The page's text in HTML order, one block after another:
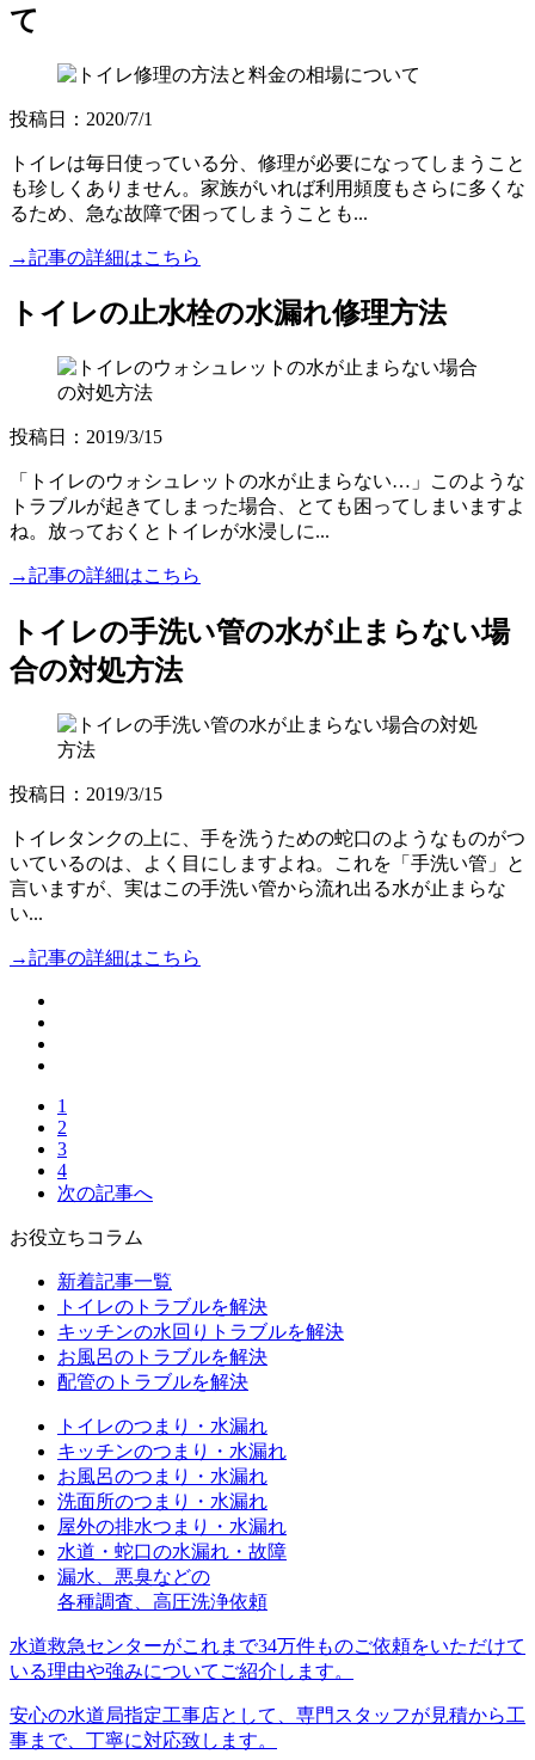
て
投稿日：2020/7/1
トイレは毎日使っている分、修理が必要になってしまうこと
も珍しくありません。家族がいれば利用頻度もさらに多くな
るため、急な故障で困ってしまうことも...
→記事の詳細はこちら
トイレの止水栓の水漏れ修理方法
投稿日：2019/3/15
「トイレのウォシュレットの水が止まらない…」このような
トラブルが起きてしまった場合、とても困ってしまいますよ
ね。放っておくとトイレが水浸しに...
→記事の詳細はこちら
トイレの手洗い管の水が止まらない場
合の対処方法
投稿日：2019/3/15
トイレタンクの上に、手を洗うための蛇口のようなものがつ
いているのは、よく目にしますよね。これを「手洗い管」と
言いますが、実はこの手洗い管から流れ出る水が止まらな
い...
→記事の詳細はこちら
1
2
3
4
次の記事へ
お役立ちコラム
新着記事一覧
トイレのトラブルを解決
キッチンの水回りトラブルを解決
お風呂のトラブルを解決
配管のトラブルを解決
トイレのつまり・水漏れ
キッチンのつまり・水漏れ
お風呂のつまり・水漏れ
洗面所のつまり・水漏れ
屋外の排水つまり・水漏れ
水道・蛇口の水漏れ・故障
漏水、悪臭などの
各種調査、高圧洗浄依頼
水道救急センターがこれまで34万件ものご依頼をいただけて
いる理由や強みについてご紹介します。
安心の水道局指定工事店として、専門スタッフが見積から工
事まで、丁寧に対応致します。